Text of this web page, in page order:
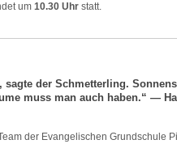
um 10.30 Uhr statt.
der Schmetterling.
muss man auch haben.“ —
der Evangelischen Grundschule